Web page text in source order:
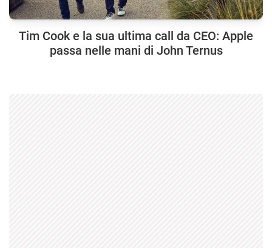
Tim Cook e la sua ultima call da CEO: Apple
passa nelle mani di John Ternus